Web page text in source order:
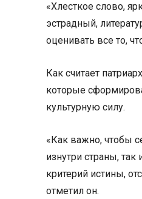
«Хлесткое слово,
эстрадный,
оценивать все то,
Как считает
которые
культурную силу.
«Как важно, чтобы
изнутри страны,
критерий истины,
отметил он.